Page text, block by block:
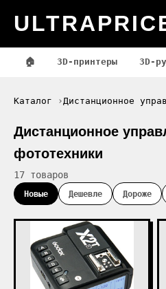
🏠 3D-принтеры 3D-
Каталог Дистанционное
Дистанционное
фототехники
17 товаров
Новые Дешевле Дороже